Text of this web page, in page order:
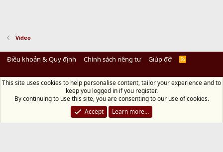
Video
Điều khoản & Quy định Chính sách riêng tư Giúp đỡ
R
Diệu Pháp Âm
Chùa Diệu Pháp - Số 72/14 Phú Mỹ, Phú Hòa Đông, Củ Chi, TP.HCM
đồ)
Điện thoại: 028.36208438 | Email: bientap@dieuphapam.net
Chủ Nhiệm: Thích Minh Thiền
This site uses cookies to help personalise content, tailor your experience and to
keep you logged in if you register.
By continuing to use this site, you are consenting to our use of cookies.
Accept
Learn more…